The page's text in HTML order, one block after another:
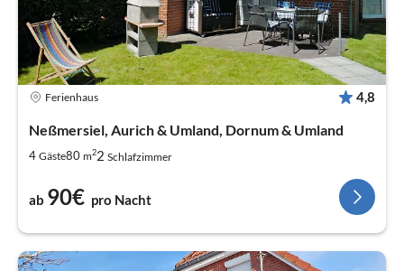
Ferienhaus 4,8
Neßmersiel, Aurich & Umland, Dornum & Umland
4 Gäste80 m22 Schlafzimmer
ab 90€ pro Nacht